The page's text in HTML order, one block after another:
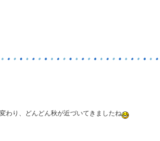
わり、どんどん秋が近づいてきましたね